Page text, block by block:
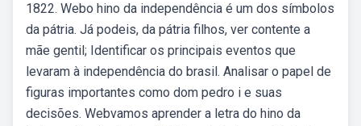
1822. Webo hino da independência é um dos símbolos
da pátria. Já podeis, da pátria filhos, ver contente a
mãe gentil; Identificar os principais eventos que
levaram à independência do brasil. Analisar o papel de
figuras importantes como dom pedro i e suas
decisões. Webvamos aprender a letra do hino da